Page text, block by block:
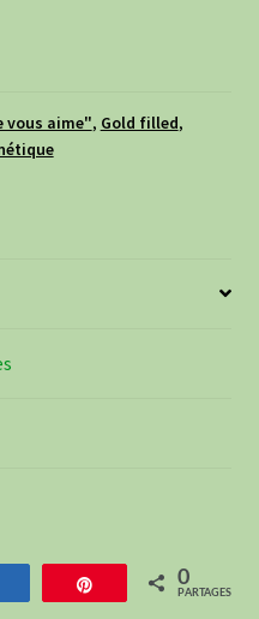
vous aime", Gold filled,
Épingle 0
PARTAGES